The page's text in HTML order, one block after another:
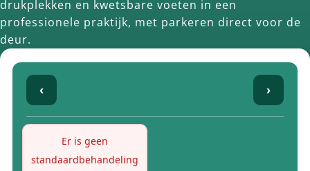
drukplekken en kwetsbare voeten in een
professionele praktijk, met parkeren direct voor de
deur.
‹ ›
Er is geen
standaardbehandeling